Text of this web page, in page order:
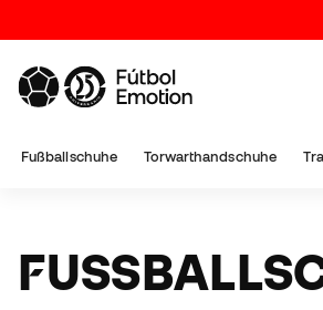
Fußballschuhe Torwarthandschuhe